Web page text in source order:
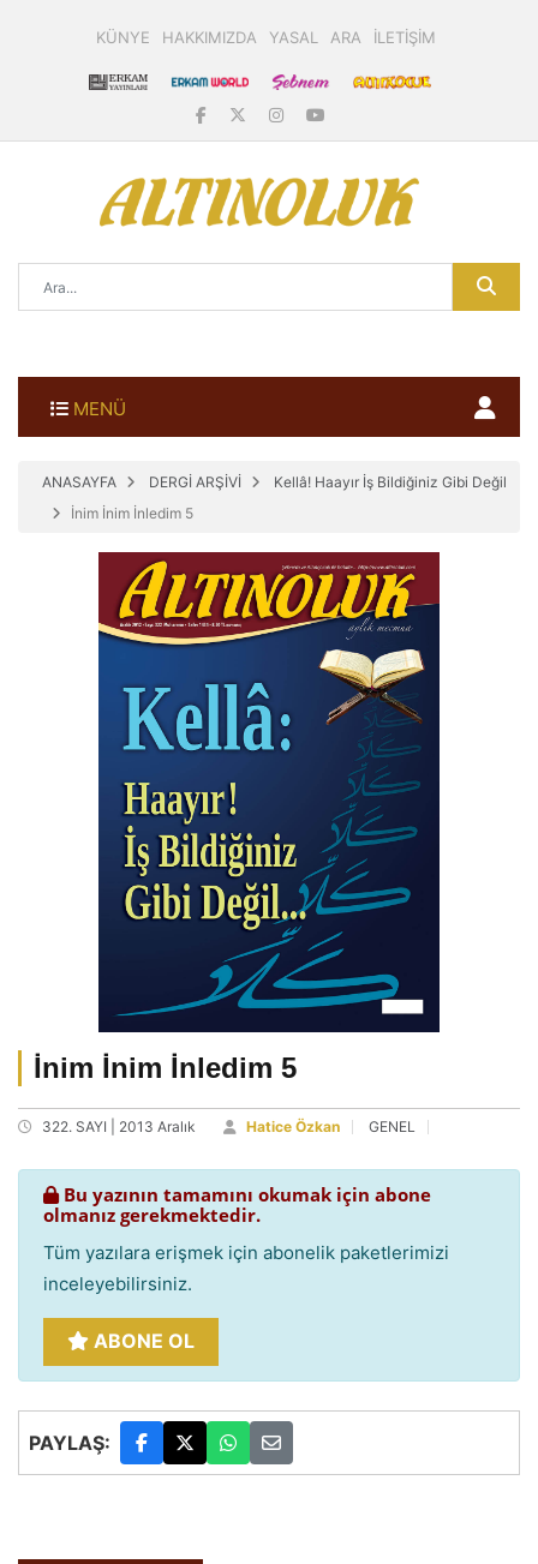
KÜNYE HAKKIMIZDA YASAL ARA İLETİŞİM
MENÜ
ANASAYFA DERGİ ARŞİVİ
Kellâ! Haayır İş Bildiğiniz Gibi Değil
İnim İnim İnledim 5
İnim İnim İnledim 5
322. SAYI | 2013 Aralık Hatice Özkan GENEL
Bu yazının tamamını okumak için abone
olmanız gerekmektedir.
Tüm yazılara erişmek için abonelik paketlerimizi
inceleyebilirsiniz.
ABONE OL
PAYLAŞ: